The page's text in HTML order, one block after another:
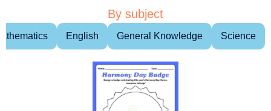
By subject
English General Knowledge Science